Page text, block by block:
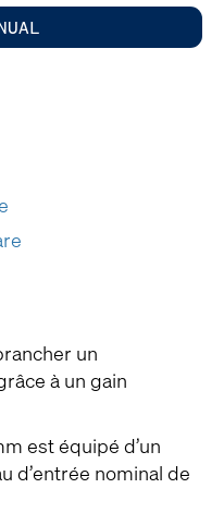
un
à un gain
est équipé d’un
d’entrée nominal de